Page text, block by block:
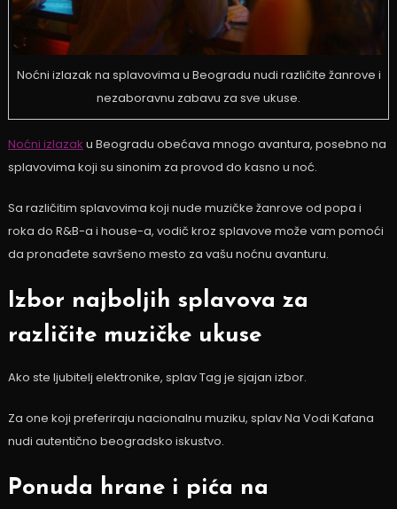
Noćni izlazak na splavovima u Beogradu nudi različite žanrove i
nezaboravnu zabavu za sve ukuse.
Noćni izlazak u Beogradu obećava mnogo avantura, posebno na
splavovima koji su sinonim za provod do kasno u noć.
Sa različitim splavovima koji nude muzičke žanrove od popa i
roka do R&B-a i house-a, vodič kroz splavove može vam pomoći
da pronađete savršeno mesto za vašu noćnu avanturu.
Izbor najboljih splavova za
različite muzičke ukuse
Ako ste ljubitelj elektronike, splav Tag je sjajan izbor.
Za one koji preferiraju nacionalnu muziku, splav Na Vodi Kafana
nudi autentično beogradsko iskustvo.
Ponuda hrane i pića na